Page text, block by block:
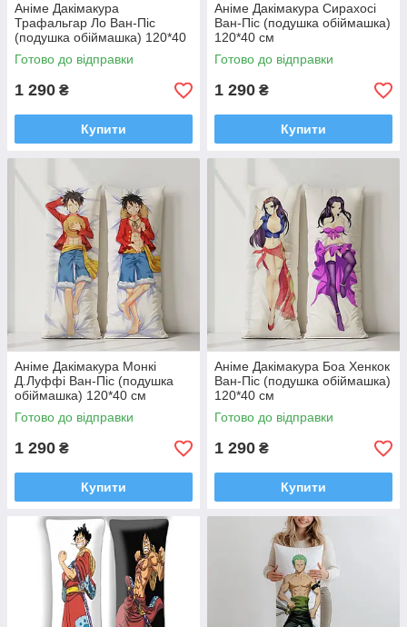
Аніме Дакімакура
Трафальгар Ло Ван-Піс
(подушка обіймашка) 120*40
см
Готово до відправки
1 290 ₴
Купити
Аніме Дакімакура Сирахосі
Ван-Піс (подушка обіймашка)
120*40 см
Готово до відправки
1 290 ₴
Купити
Аніме Дакімакура Монкі
Д.Луффі Ван-Піс (подушка
обіймашка) 120*40 см
Готово до відправки
1 290 ₴
Купити
Аніме Дакімакура Боа Хенкок
Ван-Піс (подушка обіймашка)
120*40 см
Готово до відправки
1 290 ₴
Купити